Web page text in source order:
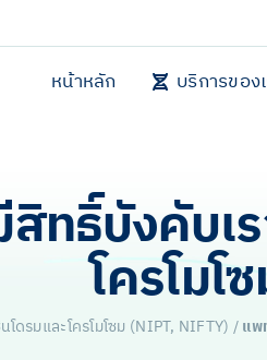
หน้าหลัก บริการของ
ทธิ์บังคับเ
โครโมโ
ดรมและโครโมโซม (NIPT, NIFTY) /แพ